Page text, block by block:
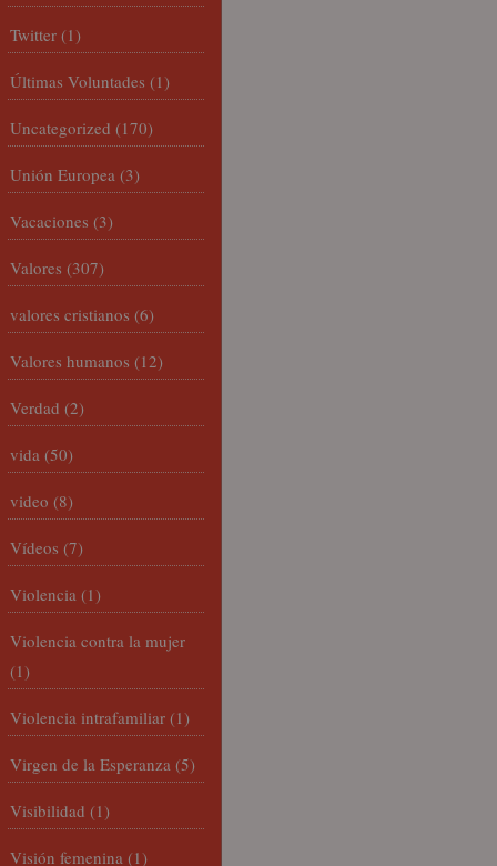
Twitter (1)
Últimas Voluntades (1)
Uncategorized (170)
Unión Europea (3)
Vacaciones (3)
Valores (307)
valores cristianos (6)
Valores humanos (12)
Verdad (2)
vida (50)
video (8)
Vídeos (7)
Violencia (1)
Violencia contra la mujer
(1)
Violencia intrafamiliar (1)
Virgen de la Esperanza (5)
Visibilidad (1)
Visión femenina (1)